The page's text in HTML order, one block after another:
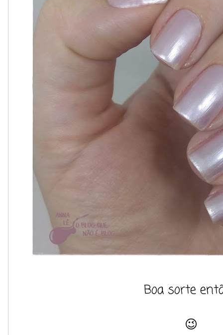
Boa sorte
😉